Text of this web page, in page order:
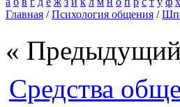
Главная /Психология общения /
«
Средства